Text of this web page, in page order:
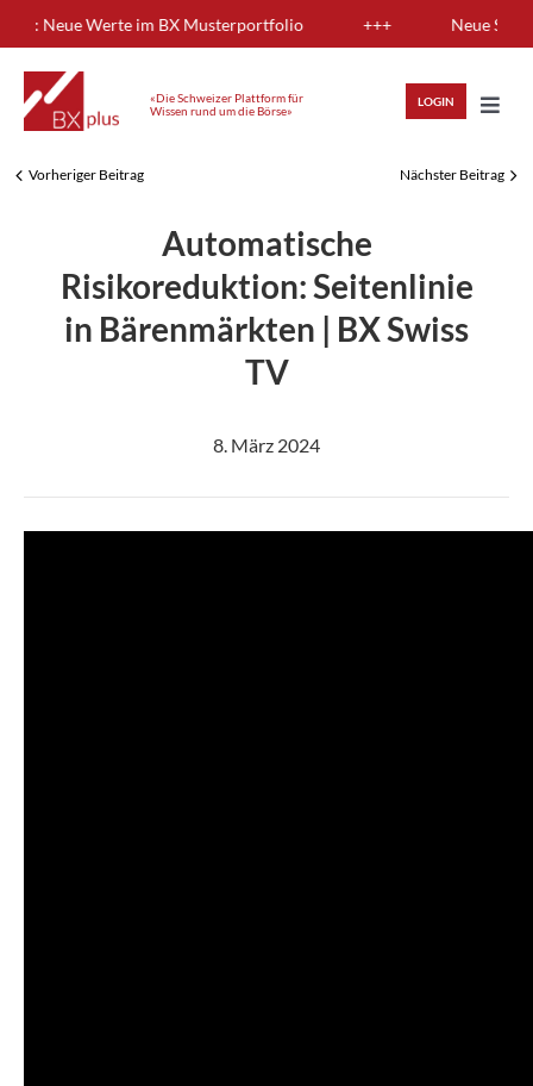
to
content
Neue Werte im BX Musterportfolio +++ Neue
«Die Schweizer Plattform für
Wissen rund um die Börse»
LOGIN
HIGHLIGHTS
ANALYSEN
Vorheriger Beitrag Nächster Beitrag
Automatische
Risikoreduktion: Seitenlinie
in Bärenmärkten | BX Swiss
TV
8. März 2024